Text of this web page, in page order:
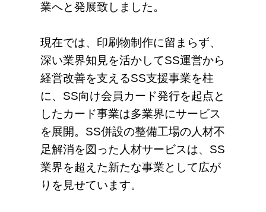
業へと発展致しました。
現在では、印刷物制作に留まらず、
深い業界知見を活かしてSS運営から
経営改善を支えるSS支援事業を柱
に、SS向け会員カード発行を起点と
したカード事業は多業界にサービス
を展開。SS併設の整備工場の人材不
足解消を図った人材サービスは、SS
業界を超えた新たな事業として広が
りを見せています。